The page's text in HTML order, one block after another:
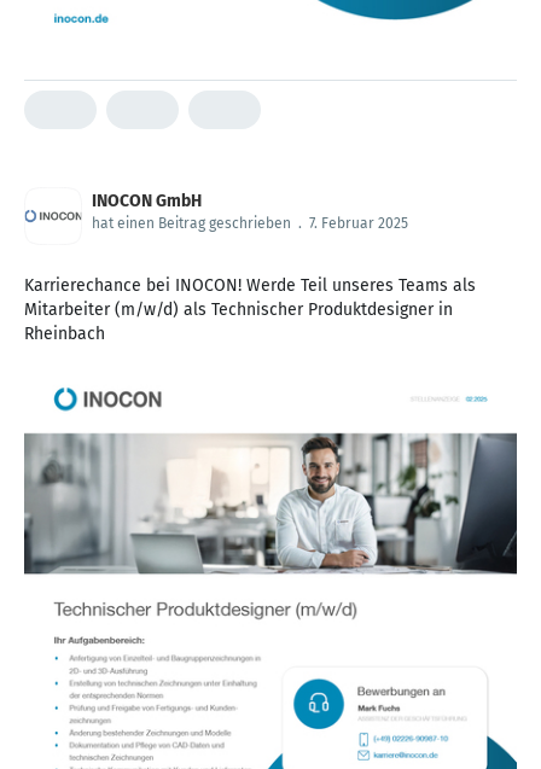
INOCON GmbH
hat einen Beitrag geschrieben . 7. Februar 2025
Karrierechance bei INOCON! Werde Teil unseres Teams als
Mitarbeiter (m/w/d) als Technischer Produktdesigner in
Rheinbach